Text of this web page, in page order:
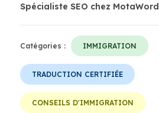
Spécialiste SEO chez MotaWord
Catégories : IMMIGRATION
TRADUCTION CERTIFIÉE
CONSEILS D'IMMIGRATION